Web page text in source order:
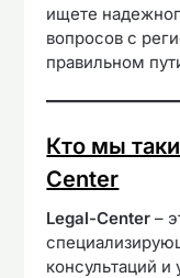
ищете
вопросов с
правильном
Кто мы
Center
Legal-Center –
консультаций